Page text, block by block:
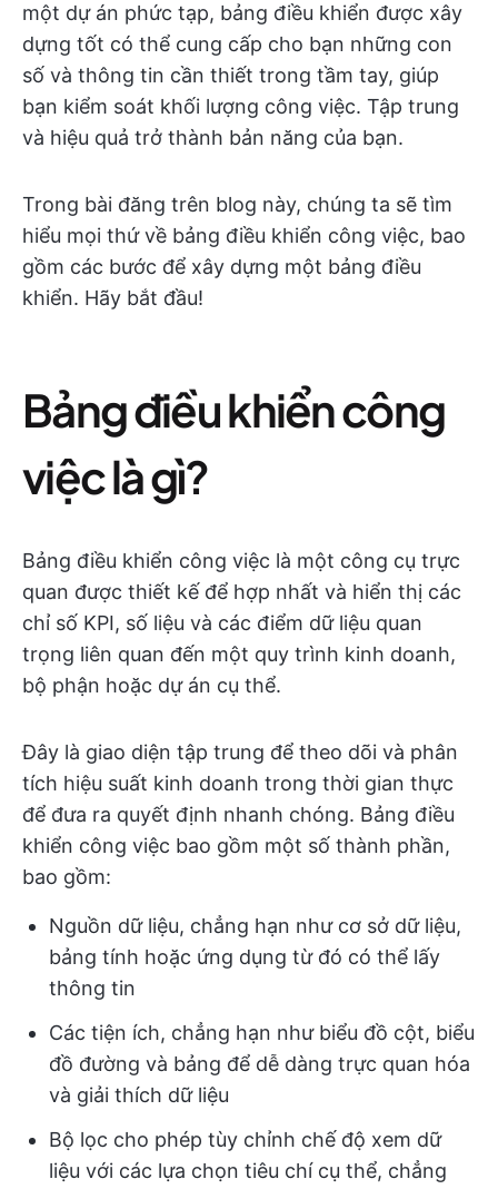
một dự án phức tạp, bảng điều khiển được xây
dựng tốt có thể cung cấp cho bạn những con
số và thông tin cần thiết trong tầm tay, giúp
bạn kiểm soát khối lượng công việc. Tập trung
và hiệu quả trở thành bản năng của bạn.
Trong bài đăng trên blog này, chúng ta sẽ tìm
hiểu mọi thứ về bảng điều khiển công việc, bao
gồm các bước để xây dựng một bảng điều
khiển. Hãy bắt đầu!
Bảng điều khiển công
việc là gì?
Bảng điều khiển công việc là một công cụ trực
quan được thiết kế để hợp nhất và hiển thị các
chỉ số KPI, số liệu và các điểm dữ liệu quan
trọng liên quan đến một quy trình kinh doanh,
bộ phận hoặc dự án cụ thể.
Đây là giao diện tập trung để theo dõi và phân
tích hiệu suất kinh doanh trong thời gian thực
để đưa ra quyết định nhanh chóng. Bảng điều
khiển công việc bao gồm một số thành phần,
bao gồm:
Nguồn dữ liệu, chẳng hạn như cơ sở dữ liệu,
bảng tính hoặc ứng dụng từ đó có thể lấy
thông tin
Các tiện ích, chẳng hạn như biểu đồ cột, biểu
đồ đường và bảng để dễ dàng trực quan hóa
và giải thích dữ liệu
Bộ lọc cho phép tùy chỉnh chế độ xem dữ
liệu với các lựa chọn tiêu chí cụ thể, chẳng